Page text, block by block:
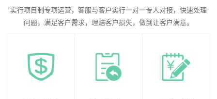
实行项目制专项运营，客服与客户实行一对一专人对接，快速处理
问题，满足客户需求，理赔客户损失，做到让客户满意。